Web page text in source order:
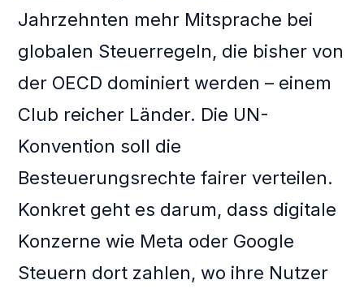
Jahrzehnten mehr Mitsprache bei
globalen Steuerregeln, die bisher von
der OECD dominiert werden – einem
Club reicher Länder. Die UN-
Konvention soll die
Besteuerungsrechte fairer verteilen.
Konkret geht es darum, dass digitale
Konzerne wie Meta oder Google
Steuern dort zahlen, wo ihre Nutzer